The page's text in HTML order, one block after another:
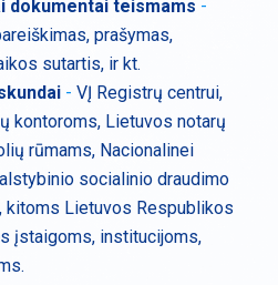
dokumentai teismams -
prašymas,
sutartis, ir kt.
- VĮ Registrų centrui,
kontoroms, Lietuvos notarų
rūmams, Nacionalinei
socialinio draudimo
kitoms Lietuvos Respublikos
įstaigoms, institucijoms,